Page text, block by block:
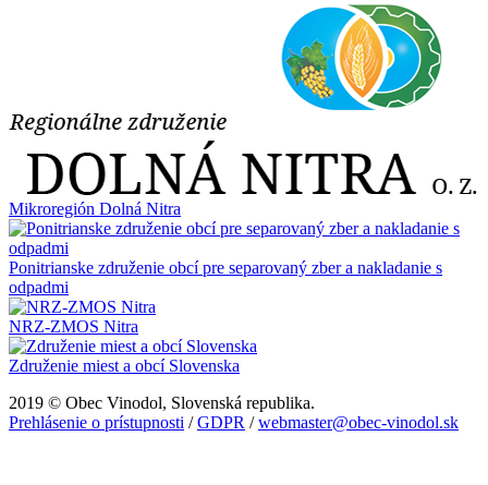
Mikroregión Dolná Nitra
Ponitrianske združenie obcí pre separovaný zber a nakladanie s
odpadmi
NRZ-ZMOS Nitra
Združenie miest a obcí Slovenska
2019 © Obec Vinodol, Slovenská republika.
Prehlásenie o prístupnosti /GDPR /webmaster@obec-vinodol.sk